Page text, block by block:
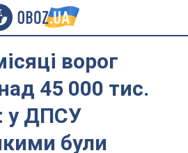
ворог
45 000 тис.
у ДПСУ
були